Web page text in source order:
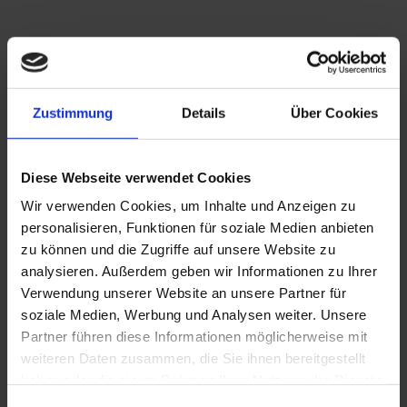
Zustimmung Details Über Cookies
Diese Webseite verwendet Cookies
Wir verwenden Cookies, um Inhalte und Anzeigen zu
personalisieren, Funktionen für soziale Medien anbieten
zu können und die Zugriffe auf unsere Website zu
analysieren. Außerdem geben wir Informationen zu Ihrer
Verwendung unserer Website an unsere Partner für
soziale Medien, Werbung und Analysen weiter. Unsere
Partner führen diese Informationen möglicherweise mit
weiteren Daten zusammen, die Sie ihnen bereitgestellt
Konversationskurs in
Minigruppe
montags, 18.30-20.00 Uhr 200,00 €/8 [...]
Juni 11th, 2020 | Unkategorisiert
Weiterlesen
Webinar zu
Adjektivendungen